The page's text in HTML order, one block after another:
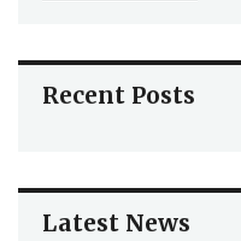
Recent Posts
Latest News